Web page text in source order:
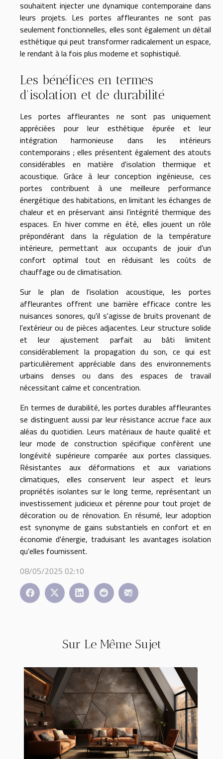
Sur Le Même Sujet
souhaitent injecter une dynamique contemporaine dans
leurs projets. Les portes affleurantes ne sont pas
seulement fonctionnelles, elles sont également un détail
esthétique qui peut transformer radicalement un espace,
le rendant à la fois plus moderne et sophistiqué.
Les bénéfices en termes
d'isolation et de durabilité
Les portes affleurantes ne sont pas uniquement
appréciées pour leur esthétique épurée et leur
intégration harmonieuse dans les intérieurs
contemporains ; elles présentent également des atouts
considérables en matière d'isolation thermique et
acoustique. Grâce à leur conception ingénieuse, ces
portes contribuent à une meilleure performance
énergétique des habitations, en limitant les échanges de
chaleur et en préservant ainsi l'intégrité thermique des
espaces. En hiver comme en été, elles jouent un rôle
prépondérant dans la régulation de la température
intérieure, permettant aux occupants de jouir d'un
confort optimal tout en réduisant les coûts de
chauffage ou de climatisation.
Sur le plan de l'isolation acoustique, les portes
affleurantes offrent une barrière efficace contre les
nuisances sonores, qu'il s'agisse de bruits provenant de
l'extérieur ou de pièces adjacentes. Leur structure solide
et leur ajustement parfait au bâti limitent
considérablement la propagation du son, ce qui est
particulièrement appréciable dans des environnements
urbains denses ou dans des espaces de travail
nécessitant calme et concentration.
En termes de durabilité, les portes durables affleurantes
se distinguent aussi par leur résistance accrue face aux
aléas du quotidien. Leurs matériaux de haute qualité et
leur mode de construction spécifique confèrent une
longévité supérieure comparée aux portes classiques.
Résistantes aux déformations et aux variations
climatiques, elles conservent leur aspect et leurs
propriétés isolantes sur le long terme, représentant un
investissement judicieux et pérenne pour tout projet de
décoration ou de rénovation. En résumé, leur adoption
est synonyme de gains substantiels en confort et en
économie d'énergie, traduisant les avantages isolation
qu'elles fournissent.
08/05/2025 02:10